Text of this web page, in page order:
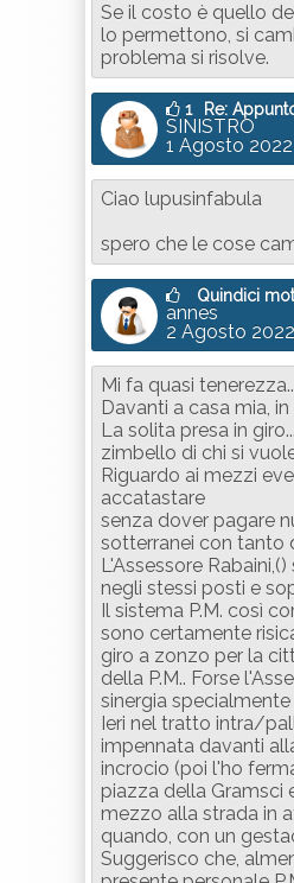
Se il costo è quello
lo permettono, si
problema si risolve.
1 Re:
SINISTRO
1 Agosto
Ciao lupusinfabula
spero che le cose
Quindici
annes
2 Agosto
Mi fa quasi
Davanti a casa mia,
La solita presa in
zimbello di chi si
Riguardo ai mezzi
accatastare
senza dover pagare
sotterranei con tanto
L'Assessore
negli stessi posti e
Il sistema P.M. così
sono certamente
giro a zonzo per la
della P.M.. Forse
sinergia
Ieri nel tratto intra/
impennata davanti
incrocio (poi l'ho
piazza della Gramsci
mezzo alla strada in
quando, con un
Suggerisco che,